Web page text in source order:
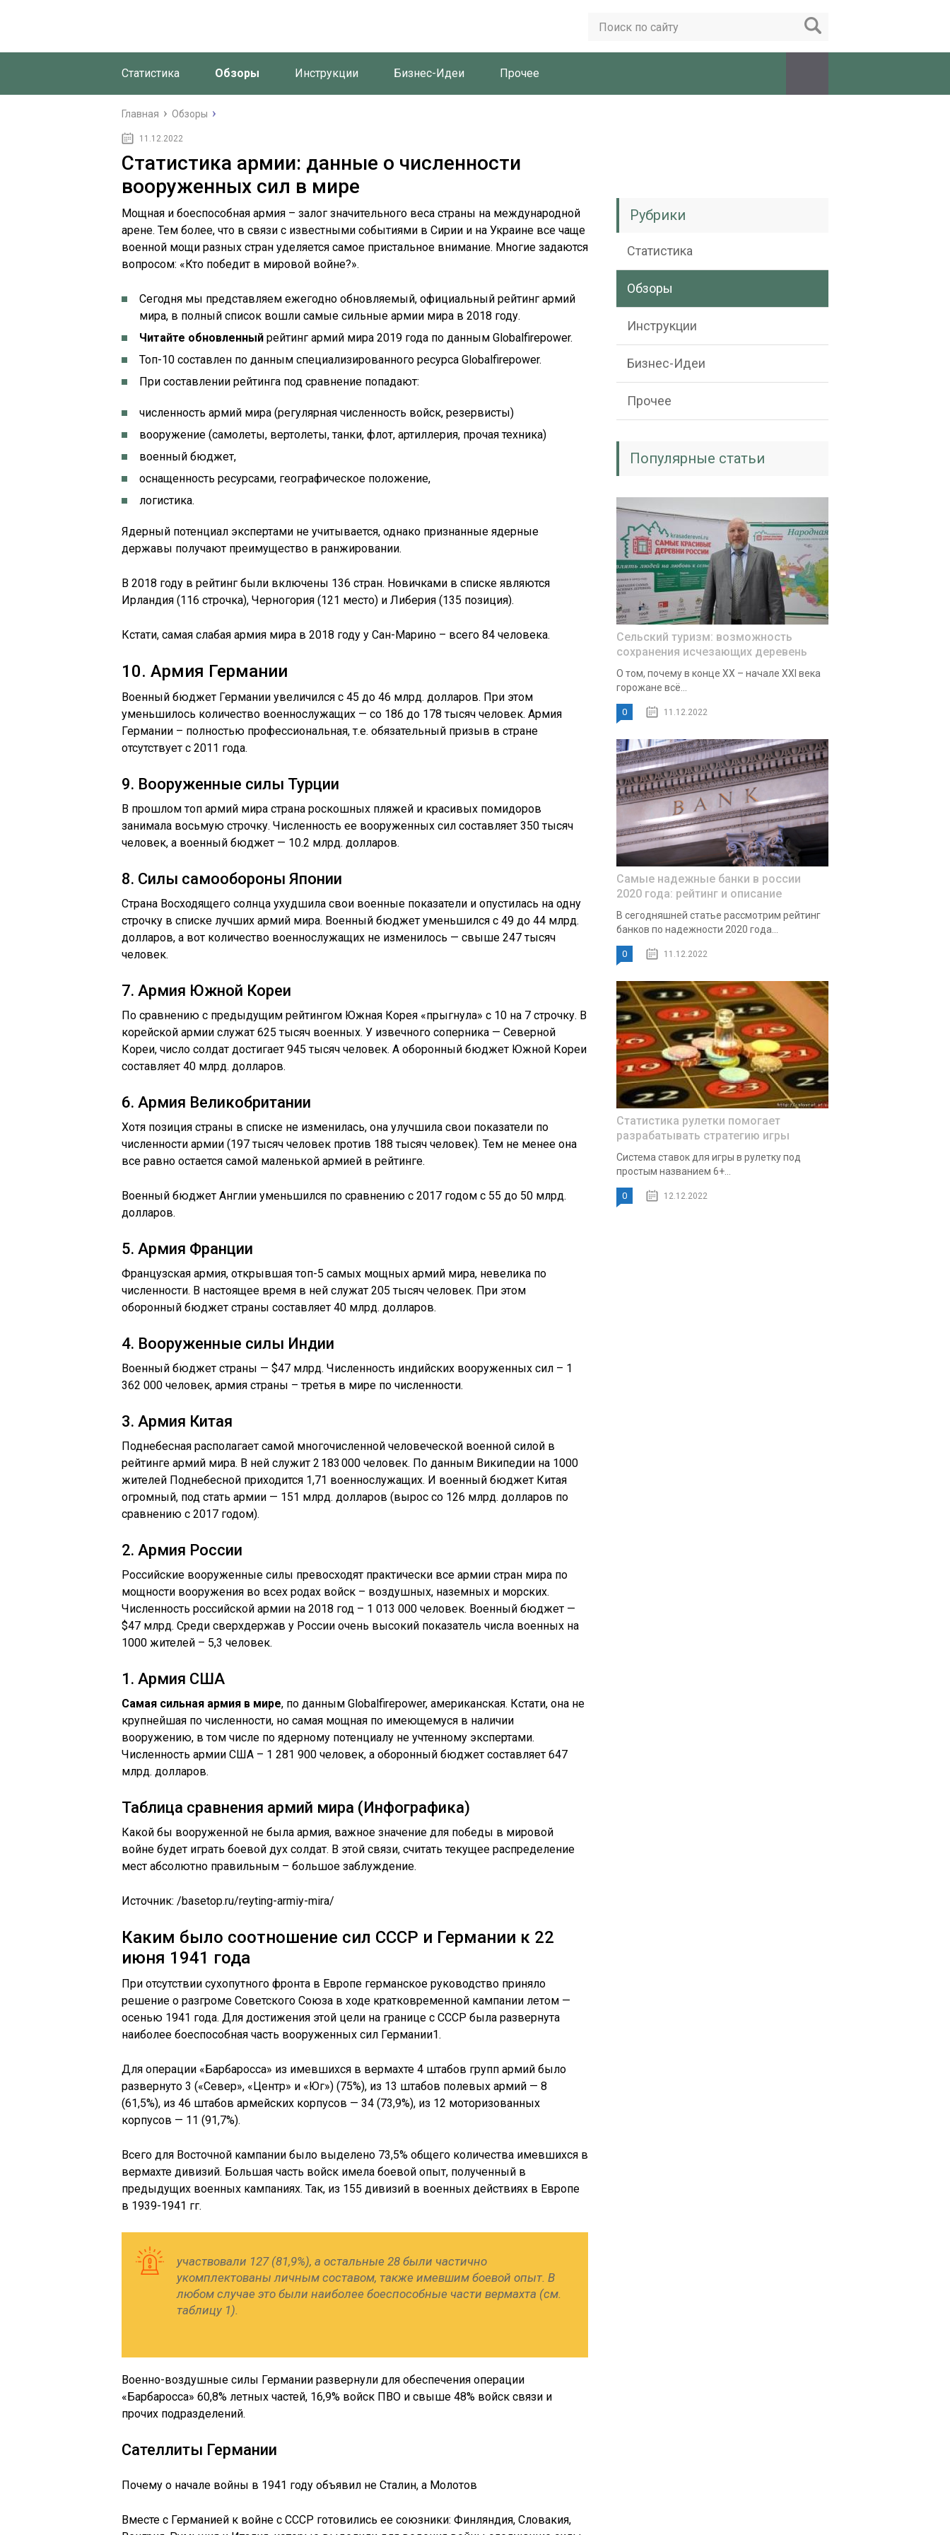
Статистика Обзоры Инструкции Бизнес-Идеи Прочее
Главная Обзоры
11.12.2022
Статистика армии: данные о численности
вооруженных сил в мире
Мощная и боеспособная армия – залог значительного веса страны на международной
арене. Тем более, что в связи с известными событиями в Сирии и на Украине все чаще
военной мощи разных стран уделяется самое пристальное внимание. Многие задаются
вопросом: «Кто победит в мировой войне?».
Сегодня мы представляем ежегодно обновляемый, официальный рейтинг армий
мира, в полный список вошли самые сильные армии мира в 2018 году.
Читайте обновленный рейтинг армий мира 2019 года по данным Globalfirepower.
Топ-10 составлен по данным специализированного ресурса Globalfirepower.
При составлении рейтинга под сравнение попадают:
численность армий мира (регулярная численность войск, резервисты)
вооружение (самолеты, вертолеты, танки, флот, артиллерия, прочая техника)
военный бюджет,
оснащенность ресурсами, географическое положение,
логистика.
Ядерный потенциал экспертами не учитывается, однако признанные ядерные
державы получают преимущество в ранжировании.
В 2018 году в рейтинг были включены 136 стран. Новичками в списке являются
Ирландия (116 строчка), Черногория (121 место) и Либерия (135 позиция).
Кстати, самая слабая армия мира в 2018 году у Сан-Марино – всего 84 человека.
10. Армия Германии
Военный бюджет Германии увеличился с 45 до 46 млрд. долларов. При этом
уменьшилось количество военнослужащих — со 186 до 178 тысяч человек. Армия
Германии – полностью профессиональная, т.е. обязательный призыв в стране
отсутствует с 2011 года.
9. Вооруженные силы Турции
В прошлом топ армий мира страна роскошных пляжей и красивых помидоров
занимала восьмую строчку. Численность ее вооруженных сил составляет 350 тысяч
человек, а военный бюджет — 10.2 млрд. долларов.
8. Силы самообороны Японии
Страна Восходящего солнца ухудшила свои военные показатели и опустилась на одну
строчку в списке лучших армий мира. Военный бюджет уменьшился с 49 до 44 млрд.
долларов, а вот количество военнослужащих не изменилось — свыше 247 тысяч
человек.
7. Армия Южной Кореи
По сравнению с предыдущим рейтингом Южная Корея «прыгнула» с 10 на 7 строчку. В
корейской армии служат 625 тысяч военных. У извечного соперника — Северной
Кореи, число солдат достигает 945 тысяч человек. А оборонный бюджет Южной Кореи
составляет 40 млрд. долларов.
6. Армия Великобритании
Хотя позиция страны в списке не изменилась, она улучшила свои показатели по
численности армии (197 тысяч человек против 188 тысяч человек). Тем не менее она
все равно остается самой маленькой армией в рейтинге.
Военный бюджет Англии уменьшился по сравнению с 2017 годом с 55 до 50 млрд.
долларов.
5. Армия Франции
Французская армия, открывшая топ-5 самых мощных армий мира, невелика по
численности. В настоящее время в ней служат 205 тысяч человек. При этом
оборонный бюджет страны составляет 40 млрд. долларов.
4. Вооруженные силы Индии
Военный бюджет страны — $47 млрд. Численность индийских вооруженных сил – 1
362 000 человек, армия страны – третья в мире по численности.
3. Армия Китая
Поднебесная располагает самой многочисленной человеческой военной силой в
рейтинге армий мира. В ней служит 2 183 000 человек. По данным Википедии на 1000
жителей Поднебесной приходится 1,71 военнослужащих. И военный бюджет Китая
огромный, под стать армии — 151 млрд. долларов (вырос со 126 млрд. долларов по
сравнению с 2017 годом).
2. Армия России
Российские вооруженные силы превосходят практически все армии стран мира по
мощности вооружения во всех родах войск – воздушных, наземных и морских.
Численность российской армии на 2018 год – 1 013 000 человек. Военный бюджет —
$47 млрд. Среди сверхдержав у России очень высокий показатель числа военных на
1000 жителей – 5,3 человек.
1. Армия США
Самая сильная армия в мире, по данным Globalfirepower, американская. Кстати, она не
крупнейшая по численности, но самая мощная по имеющемуся в наличии
вооружению, в том числе по ядерному потенциалу не учтенному экспертами.
Численность армии США – 1 281 900 человек, а оборонный бюджет составляет 647
млрд. долларов.
Таблица сравнения армий мира (Инфографика)
Какой бы вооруженной не была армия, важное значение для победы в мировой
войне будет играть боевой дух солдат. В этой связи, считать текущее распределение
мест абсолютно правильным – большое заблуждение.
Источник: /basetop.ru/reyting-armiy-mira/
Каким было соотношение сил СССР и Германии к 22
июня 1941 года
При отсутствии сухопутного фронта в Европе германское руководство приняло
решение о разгроме Советского Союза в ходе кратковременной кампании летом —
осенью 1941 года. Для достижения этой цели на границе с СССР была развернута
наиболее боеспособная часть вооруженных сил Германии1.
Для операции «Барбаросса» из имевшихся в вермахте 4 штабов групп армий было
развернуто 3 («Север», «Центр» и «Юг») (75%), из 13 штабов полевых армий — 8
(61,5%), из 46 штабов армейских корпусов — 34 (73,9%), из 12 моторизованных
корпусов — 11 (91,7%).
Всего для Восточной кампании было выделено 73,5% общего количества имевшихся в
вермахте дивизий. Большая часть войск имела боевой опыт, полученный в
предыдущих военных кампаниях. Так, из 155 дивизий в военных действиях в Европе
в 1939-1941 гг.
участвовали 127 (81,9%), а остальные 28 были частично
укомплектованы личным составом, также имевшим боевой опыт. В
любом случае это были наиболее боеспособные части вермахта (см.
таблицу 1).
Военно-воздушные силы Германии развернули для обеспечения операции
«Барбаросса» 60,8% летных частей, 16,9% войск ПВО и свыше 48% войск связи и
прочих подразделений.
Сателлиты Германии
Почему о начале войны в 1941 году объявил не Сталин, а Молотов
Вместе с Германией к войне с СССР готовились ее союзники: Финляндия, Словакия,
Рубрики
Статистика
Обзоры
Инструкции
Бизнес-Идеи
Прочее
Популярные статьи
Сельский туризм: возможность
сохранения исчезающих деревень
О том, почему в конце XX – начале XXI века
горожане всё...
0 11.12.2022
Самые надежные банки в россии
2020 года: рейтинг и описание
В сегодняшней статье рассмотрим рейтинг
банков по надежности 2020 года...
0 11.12.2022
Статистика рулетки помогает
разрабатывать стратегию игры
Система ставок для игры в рулетку под
простым названием 6+...
0 12.12.2022